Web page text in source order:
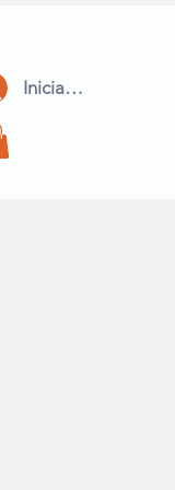
Iniciar Sesión